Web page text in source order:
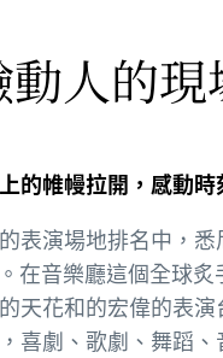
動人的
的帷幔拉開，感動
表演場地排名中，
在音樂廳這個全球
天花和的宏偉的表
喜劇、歌劇、舞蹈、